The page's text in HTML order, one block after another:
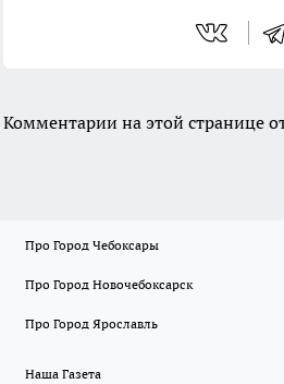
Комментарии на этой странице
Про Город Чебоксары
Про Город Новочебоксарск
Про Город Ярославль
Наша Газета